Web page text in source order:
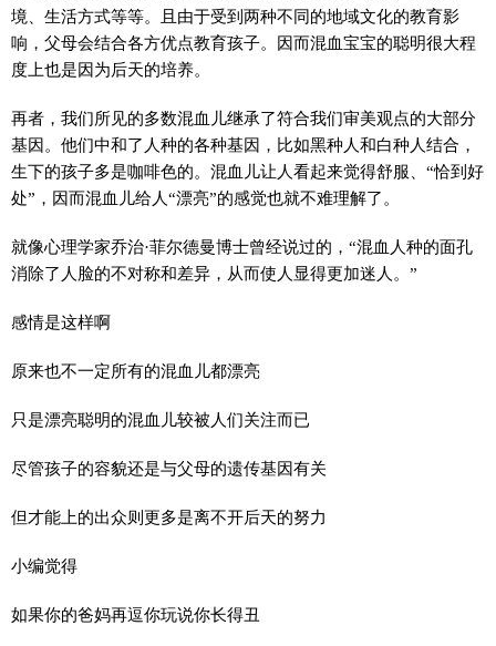
境、生活方式等等。且由于受到两种不同的地域文化的教育影
响，父母会结合各方优点教育孩子。因而混血宝宝的聪明很大程
度上也是因为后天的培养。
再者，我们所见的多数混血儿继承了符合我们审美观点的大部分
基因。他们中和了人种的各种基因，比如黑种人和白种人结合，
生下的孩子多是咖啡色的。混血儿让人看起来觉得舒服、“恰到好
处”，因而混血儿给人“漂亮”的感觉也就不难理解了。
就像心理学家乔治·菲尔德曼博士曾经说过的，“混血人种的面孔
消除了人脸的不对称和差异，从而使人显得更加迷人。”
感情是这样啊
原来也不一定所有的混血儿都漂亮
只是漂亮聪明的混血儿较被人们关注而已
尽管孩子的容貌还是与父母的遗传基因有关
但才能上的出众则更多是离不开后天的努力
小编觉得
如果你的爸妈再逗你玩说你长得丑